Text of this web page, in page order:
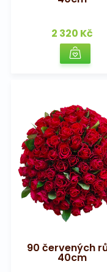
2 320 Kč
90 červených
40cm